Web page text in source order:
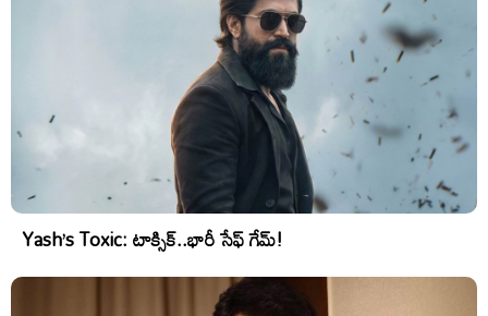
Yash’s Toxic: టాక్సిక్..భారీ సేఫ్ గేమ్!